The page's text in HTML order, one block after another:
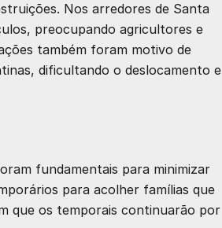
Nos arredores de Santa
preocupando agricultores e
também foram motivo de
dificultando o deslocamento e
fundamentais para minimizar
para acolher famílias que
que os temporais continuarão por